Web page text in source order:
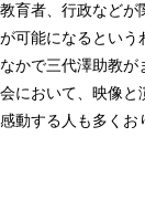
育者、行政など
可能になるとい
で三代澤助教が
において、映像
動する人も多く